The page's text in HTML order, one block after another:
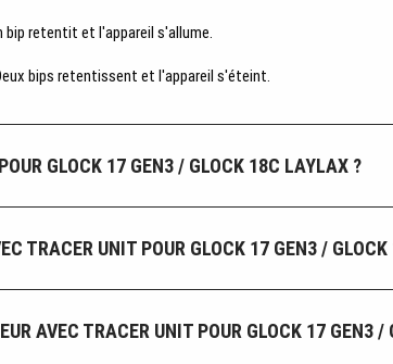
retentit et l'appareil s'allume.
bips retentissent et l'appareil s'éteint.
GLOCK 17 GEN3 / GLOCK 18C LAYLAX ?
TRACER UNIT POUR GLOCK 17 GEN3 /
AVEC TRACER UNIT POUR GLOCK 17 GEN3